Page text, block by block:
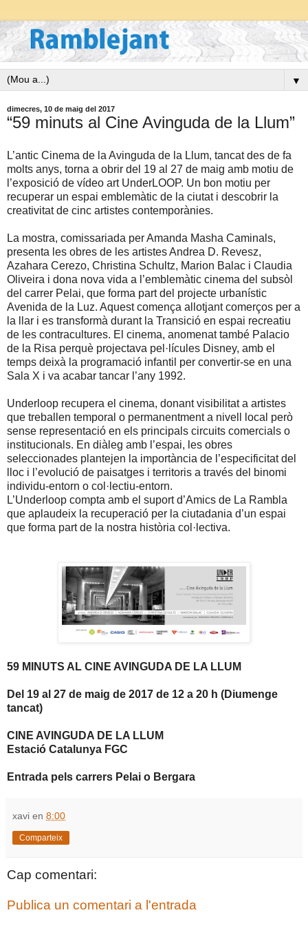
▼
dimecres, 10 de maig del 2017
“59 minuts al Cine Avinguda de la Llum”
L’antic Cinema de la Avinguda de la Llum, tancat des de fa
molts anys, torna a obrir del 19 al 27 de maig amb motiu de
l’exposició de vídeo art UnderLOOP. Un bon motiu per
recuperar un espai emblemàtic de la ciutat i descobrir la
creativitat de cinc artistes contemporànies.
La mostra, comissariada per Amanda Masha Caminals,
presenta les obres de les artistes Andrea D. Revesz,
Azahara Cerezo, Christina Schultz, Marion Balac i Claudia
Oliveira i dona nova vida a l’emblemàtic cinema del subsòl
del carrer Pelai, que forma part del projecte urbanístic
Avenida de la Luz. Aquest comença allotjant comerços per a
la llar i es transformà durant la Transició en espai recreatiu
de les contracultures. El cinema, anomenat també Palacio
de la Risa perquè projectava pel·lícules Disney, amb el
temps deixà la programació infantil per convertir-se en una
Sala X i va acabar tancar l’any 1992.
Underloop recupera el cinema, donant visibilitat a artistes
que treballen temporal o permanentment a nivell local però
sense representació en els principals circuits comercials o
institucionals. En diàleg amb l’espai, les obres
seleccionades plantejen la importància de l’especificitat del
lloc i l’evolució de paisatges i territoris a través del binomi
individu-entorn o col·lectiu-entorn.
L’Underloop compta amb el suport d’Amics de La Rambla
que aplaudeix la recuperació per la ciutadania d’un espai
que forma part de la nostra història col·lectiva.
59 MINUTS AL CINE AVINGUDA DE LA LLUM
Del 19 al 27 de maig de 2017 de 12 a 20 h (Diumenge
tancat)
CINE AVINGUDA DE LA LLUM
Estació Catalunya FGC
Entrada pels carrers Pelai o Bergara
xavi en 8:00
Comparteix
Cap comentari:
Publica un comentari a l'entrada